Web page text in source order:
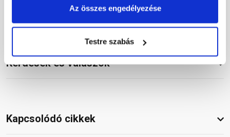
Az összes engedélyezése
Testre szabás
Vásárlói vélemények
Kérdések és válaszok
Kapcsolódó cikkek